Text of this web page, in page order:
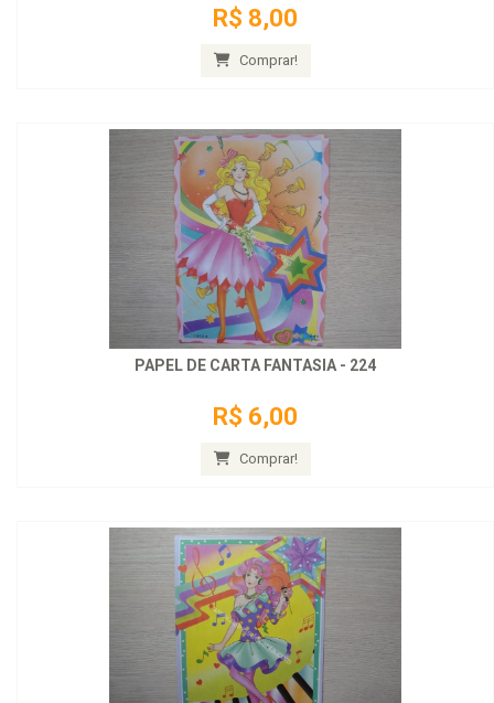
R$ 8,00
Comprar!
PAPEL DE CARTA FANTASIA - 224
R$ 6,00
Comprar!